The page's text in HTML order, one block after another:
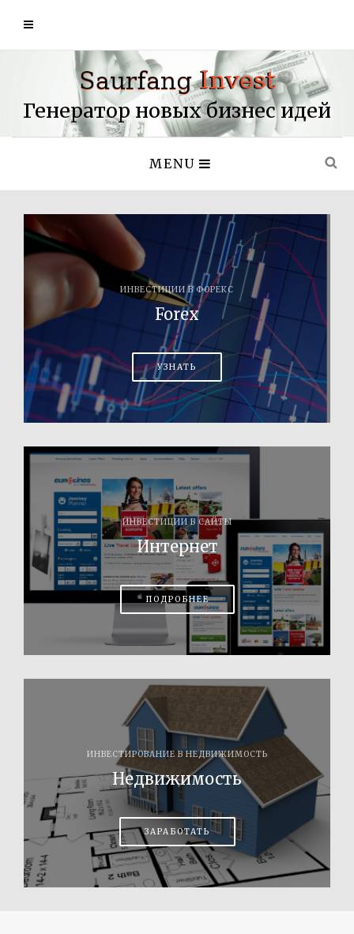
Генератор новых бизнес идей
MENU
ИНВЕСТИЦИИ В ФОРЕКС
Forex
УЗНАТЬ
ИНВЕСТИЦИИ В САЙТЫ
Интернет
ПОДРОБНЕЕ
ИНВЕСТИРОВАНИЕ В НЕДВИЖИМОСТЬ
Недвижимость
ЗАРАБОТАТЬ